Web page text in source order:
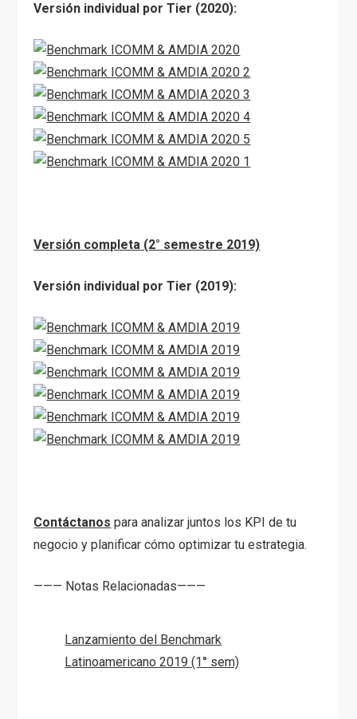
Versión individual por Tier (2020):
Versión completa (2° semestre 2019)
Versión individual por Tier (2019):
Contáctanos para analizar juntos los KPI de tu
negocio y planificar cómo optimizar tu estrategia.
——— Notas Relacionadas———
Lanzamiento del Benchmark
Latinoamericano 2019 (1° sem)